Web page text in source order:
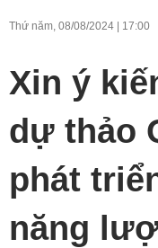
Thứ năm, 08/08/2024 17:00
Xin ý
dự thảo
phát
năng